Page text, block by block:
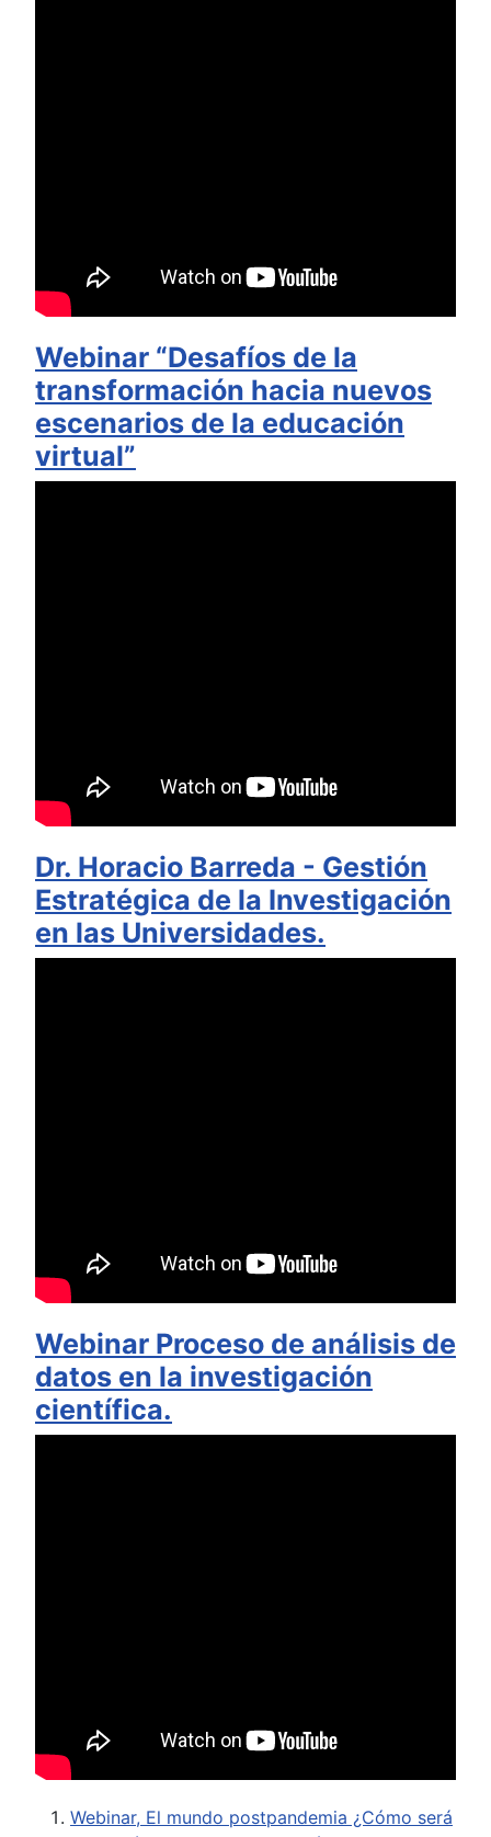
Webinar “Desafíos de la
transformación hacia nuevos
escenarios de la educación
virtual”
Dr. Horacio Barreda - Gestión
Estratégica de la Investigación
en las Universidades.
Webinar Proceso de análisis de
datos en la investigación
científica.
Webinar, El mundo postpandemia ¿Cómo será